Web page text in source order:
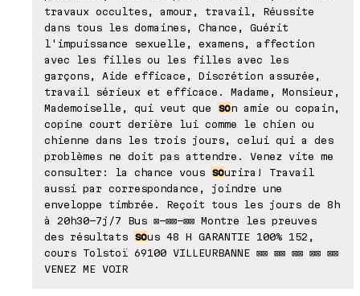
travaux occultes, amour, travail, Réussite
dans tous les domaines, Chance, Guérit
l'impuissance sexuelle, examens, affection
avec les filles ou les filles avec les
garçons, Aide efficace, Discrétion assurée,
travail sérieux et efficace. Madame, Monsieur,
Mademoiselle, qui veut que son amie ou copain,
copine court derière lui comme le chien ou
chienne dans les trois jours, celui qui a des
problèmes ne doit pas attendre. Venez vite me
consulter: la chance vous sourira! Travail
aussi par correspondance, joindre une
enveloppe timbrée. Reçoit tous les jours de 8h
à 20h30-7j/7 Bus ⊠-⊠⊠-⊠⊠ Montre les preuves
des résultats sous 48 H GARANTIE 100% 152,
cours Tolstoï 69100 VILLEURBANNE ⊠⊠ ⊠⊠ ⊠⊠ ⊠⊠ ⊠⊠
VENEZ ME VOIR